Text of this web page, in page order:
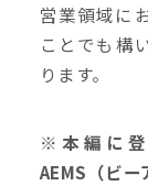
営業領域に
ことでも構
ります。
※本編に
AEMS（ビー